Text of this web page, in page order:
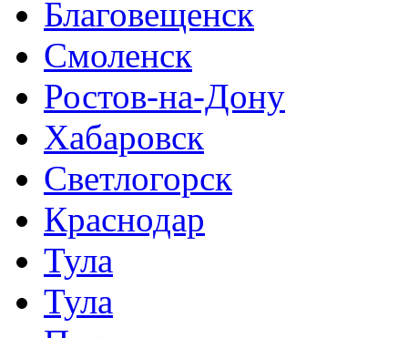
Благовещенск
Смоленск
Ростов-на-Дону
Хабаровск
Светлогорск
Краснодар
Тула
Тула